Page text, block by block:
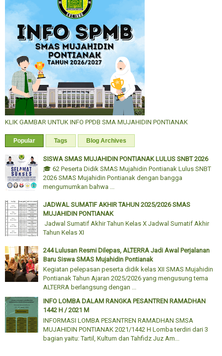
KLIK GAMBAR UNTUK INFO PPDB SMA MUJAHIDIN PONTIANAK
Popular Tags Blog Archives
SISWA SMAS MUJAHIDIN PONTIANAK LULUS SNBT 2026
🎓 62 Peserta Didik SMAS Mujahidin Pontianak Lulus SNBT
2026 SMAS Mujahidin Pontianak dengan bangga
mengumumkan bahwa ...
JADWAL SUMATIF AKHIR TAHUN 2025/2026 SMAS
MUJAHIDIN PONTIANAK
Jadwal Sumatif Akhir Tahun Kelas X Jadwal Sumatif Akhir
Tahun Kelas XI
244 Lulusan Resmi Dilepas, ALTERRA Jadi Awal Perjalanan
Baru Siswa SMAS Mujahidin Pontianak
Kegiatan pelepasan peserta didik kelas XII SMAS Mujahidin
Pontianak Tahun Ajaran 2025/2026 yang mengusung tema
ALTERRA berlangsung dengan ...
INFO LOMBA DALAM RANGKA PESANTREN RAMADHAN
1442 H / 2021 M
INFORMASI LOMBA PESANTREN RAMADHAN SMSA
MUJAHIDIN PONTIANAK 2021/1442 H Lomba terdiri dari 3
bagian yaitu: Tartil, Kultum dan Tahfidz Juz Am...